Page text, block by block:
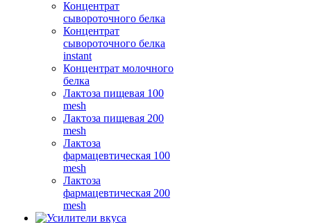
Концентрат
сывороточного белка
Концентрат
сывороточного белка
instant
Концентрат молочного
белка
Лактоза пищевая 100
mesh
Лактоза пищевая 200
mesh
Лактоза
фармацевтическая 100
mesh
Лактоза
фармацевтическая 200
mesh